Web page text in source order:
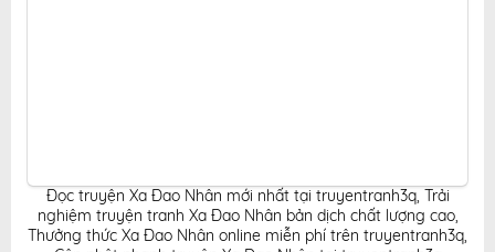
Đọc truyện Xa Đao Nhân mới nhất tại truyentranh3q, Trải
nghiệm truyện tranh Xa Đao Nhân bản dịch chất lượng cao,
Thưởng thức Xa Đao Nhân online miễn phí trên truyentranh3q,